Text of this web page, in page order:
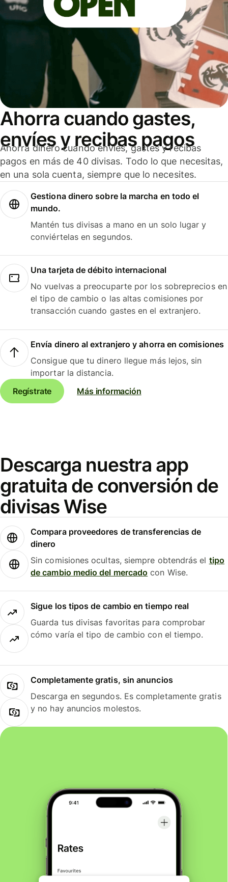
Ahorra cuando gastes,
envíes y recibas pagos
Ahorra dinero cuando envíes, gastes y recibas
pagos en más de 40 divisas. Todo lo que necesitas,
en una sola cuenta, siempre que lo necesites.
Gestiona dinero sobre la marcha en todo el
mundo.
Mantén tus divisas a mano en un solo lugar y
conviértelas en segundos.
Una tarjeta de débito internacional
No vuelvas a preocuparte por los sobreprecios en
el tipo de cambio o las altas comisiones por
transacción cuando gastes en el extranjero.
Envía dinero al extranjero y ahorra en comisiones
Consigue que tu dinero llegue más lejos, sin
importar la distancia.
Regístrate
Más información
Descarga nuestra app
gratuita de conversión de
divisas Wise
Compara proveedores de transferencias de
dinero
Sin comisiones ocultas, siempre obtendrás el tipo
de cambio medio del mercado con Wise.
Sigue los tipos de cambio en tiempo real
Guarda tus divisas favoritas para comprobar
cómo varía el tipo de cambio con el tiempo.
Completamente gratis, sin anuncios
Descarga en segundos. Es completamente gratis
y no hay anuncios molestos.